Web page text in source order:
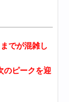
でが混雑し
のピークを迎